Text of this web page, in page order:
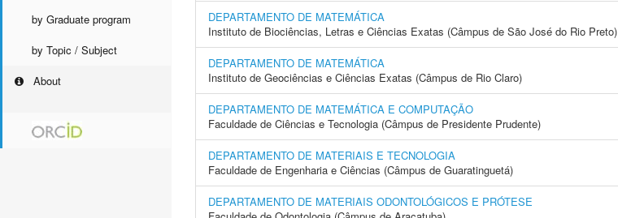
by Graduate program
by Topic / Subject
About
DEPARTAMENTO DE MATEMÁTICA
Instituto de Biociências, Letras e Ciências Exatas (Câmpus de São José do Rio Preto)
DEPARTAMENTO DE MATEMÁTICA
Instituto de Geociências e Ciências Exatas (Câmpus de Rio Claro)
DEPARTAMENTO DE MATEMÁTICA E COMPUTAÇÃO
Faculdade de Ciências e Tecnologia (Câmpus de Presidente Prudente)
DEPARTAMENTO DE MATERIAIS E TECNOLOGIA
Faculdade de Engenharia e Ciências (Câmpus de Guaratinguetá)
DEPARTAMENTO DE MATERIAIS ODONTOLÓGICOS E PRÓTESE